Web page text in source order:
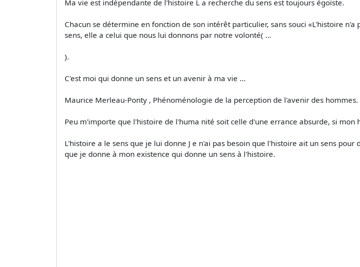
Ma vie est indépendante de l'histoire L a recherche du sens est toujours égoïste.
Chacun se détermine en fonction de son intérêt particulier, sans souci «L'histoire n'a
sens, elle a celui que nous lui donnons par notre volonté( ...
).
C'est moi qui donne un sens et un avenir à ma vie ...
Maurice Merleau-Ponty , Phénoménologie de la perception de l'avenir des hommes.
Peu m'importe que l'histoire de l'huma­ nité soit celle d'une errance absurde, si
L'histoire a le sens que je lui donne J e n'ai pas besoin que l'histoire ait un sens
que je donne à mon existence qui donne un sens à l'histoire.